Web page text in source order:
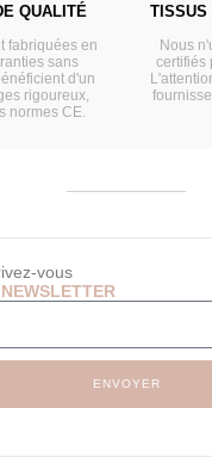
QUALITÉ
fabriquées en
sans
d'un
rigoureux,
normes CE.
TISSUS
Nous
certifiés
vous
ENVOYER